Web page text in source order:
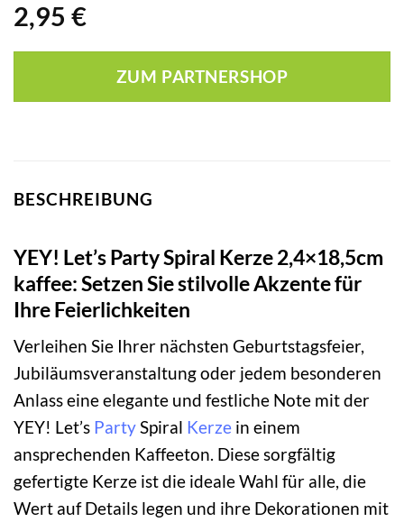
2,95 €
ZUM PARTNERSHOP
BESCHREIBUNG
YEY! Let’s Party Spiral Kerze 2,4×18,5cm
kaffee: Setzen Sie stilvolle Akzente für
Ihre Feierlichkeiten
Verleihen Sie Ihrer nächsten Geburtstagsfeier,
Jubiläumsveranstaltung oder jedem besonderen
Anlass eine elegante und festliche Note mit der
YEY! Let’s PartySpiral Kerze in einem
ansprechenden Kaffeeton. Diese sorgfältig
gefertigte Kerze ist die ideale Wahl für alle, die
Wert auf Details legen und ihre Dekorationen mit